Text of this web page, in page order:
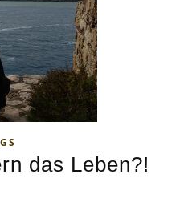
das Leben?!